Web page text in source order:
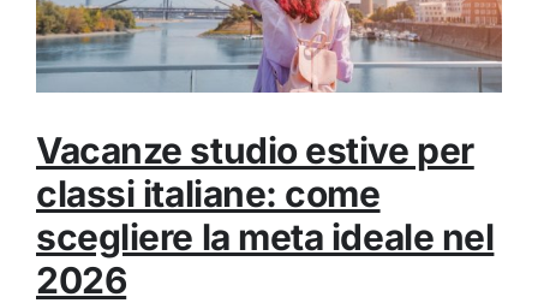
Vacanze studio estive per
classi italiane: come
scegliere la meta ideale nel
2026